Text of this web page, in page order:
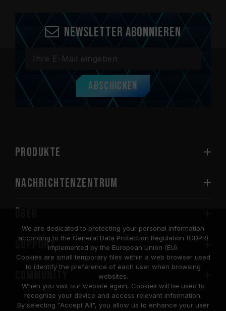
Newsletter abonnieren
Abschicken
PRODUKTE
Nachrichtenzentrum
SUPPORT
COMMUNITY
We are dedicated to protecting your personal information
according to the General Data Protection Regulation (GDPR)
implemented by the European Union (EU).
Cookies are small temporary files within a web browser used
to identify the preference of each user when browsing
websites.
When you visit our website again, Cookies will be used to
recognize your device and access relevant information.
By selecting "Accept All", you allow us to enhance your user